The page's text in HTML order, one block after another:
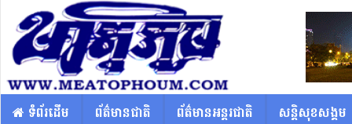
​​ ទំព័រដើម ព័ត៌មានជាតិ ព័ត៌មានអន្តរជាតិ សន្តិសុខសង្គម